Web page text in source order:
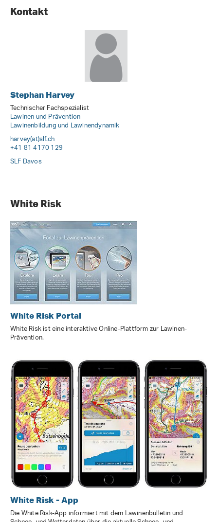
Kontakt
Stephan Harvey
Technischer Fachspezialist
Lawinen und Prävention
Lawinenbildung und Lawinendynamik
harvey(at)slf.ch
+41 81 4170 129
SLF Davos
White Risk
White Risk Portal
White Risk ist eine interaktive Online-Plattform zur Lawinen-
Prävention.
White Risk - App
Die White Risk-App informiert mit dem Lawinenbulletin und